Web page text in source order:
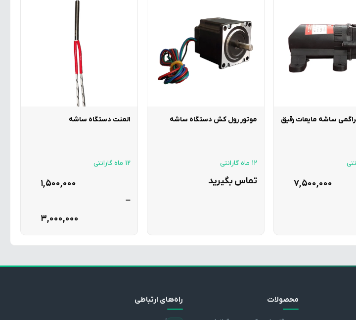
ساشه مایعات رقیق
7,500,000
موتور رول کش دستگاه ساشه
12 ماه گارانتی
تماس بگیرید
المنت دستگاه ساشه
12 ماه گارانتی
1,500,000
–
3,000,000
محصولات راه‌های ارتباطی